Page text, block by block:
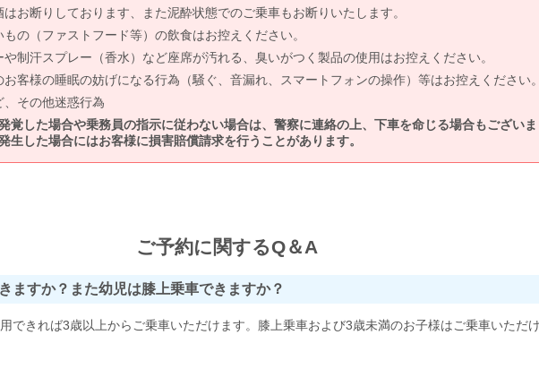
お断りしております、また泥酔状態でのご乗車もお断りいたします。
の（ファストフード等）の飲食はお控えください。
制汗スプレー（香水）など座席が汚れる、臭いがつく製品の使用はお控えください。
お客様の睡眠の妨げになる行為（騒ぐ、音漏れ、スマートフォンの操作）等はお控えください
、その他迷惑行為
覚した場合や乗務員の指示に従わない場合は、警察に連絡の上、下車を命じる場合もございま
生した場合にはお客様に損害賠償請求を行うことがあります。
ご予約に関するQ＆A
ますか？また幼児は膝上乗車できますか？
できれば3歳以上からご乗車いただけます。膝上乗車および3歳未満のお子様はご乗車いただ